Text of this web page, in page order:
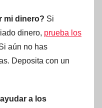
mi dinero? Si
dinero, prueba los
aún no has
Deposita con un
a los